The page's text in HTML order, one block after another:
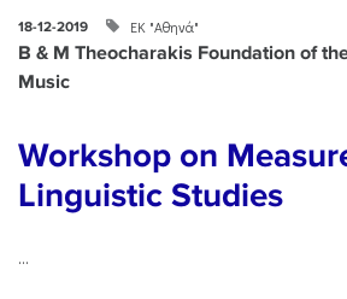
18-12-2019 ΕΚ "Αθηνά"
B & M Theocharakis Foundation of
Music
Workshop on
Linguistic Studies
...